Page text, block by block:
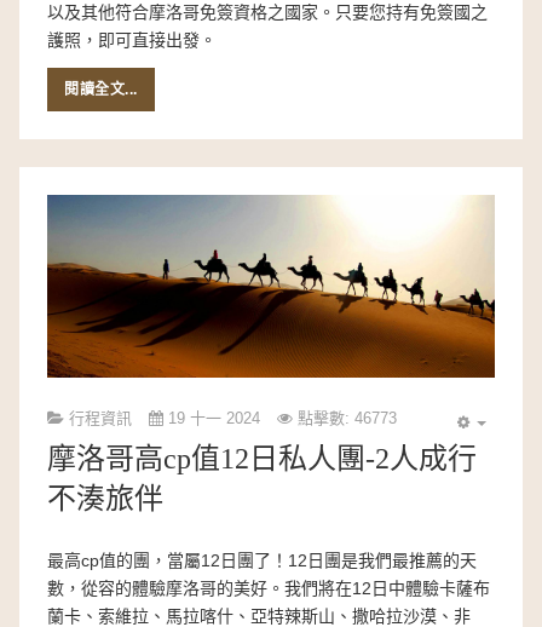
以及其他符合摩洛哥免簽資格之國家。只要您持有免簽國之
護照，即可直接出發。
閱讀全文...
行程資訊 19 十一 2024 點擊數: 46773
摩洛哥高cp值12日私人團-2人成行
不湊旅伴
最高cp值的團，當屬12日團了！12日團是我們最推薦的天
數，從容的體驗摩洛哥的美好。我們將在12日中體驗卡薩布
蘭卡、索維拉、馬拉喀什、亞特辣斯山、撒哈拉沙漠、非